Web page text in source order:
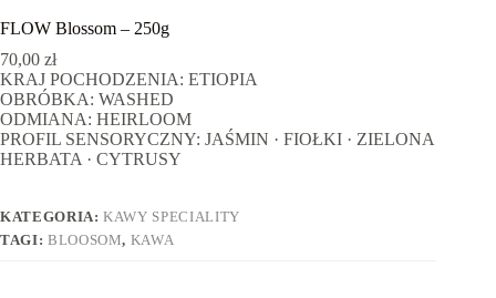
FLOW Blossom – 250g
70,00 zł
KRAJ POCHODZENIA: ETIOPIA
OBRÓBKA: WASHED
ODMIANA: HEIRLOOM
PROFIL SENSORYCZNY: JAŚMIN · FIOŁKI · ZIELONA
HERBATA · CYTRUSY
KATEGORIA:KAWY SPECIALITY
TAGI: BLOOSOM, KAWA